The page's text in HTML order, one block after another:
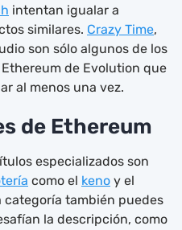
intentan igualar a
similares. Crazy Time,
son sólo algunos de los
de Evolution que
al menos una vez.
de Ethereum
especializados son
como el keno y el
categoría también puedes
la descripción, como